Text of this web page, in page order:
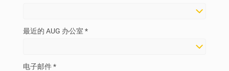
最近的 AUG 办公室 *
电子邮件 *